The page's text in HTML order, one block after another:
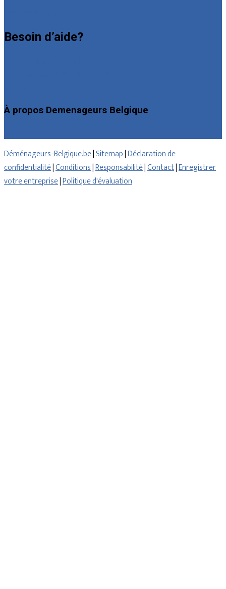
Besoin d’aide?
À propos Demenageurs Belgique
Déménageurs-Belgique.be|Sitemap|Déclaration de
confidentialité|Conditions|Responsabilité|Contact|Enregistrer
votre entreprise|Politique d'évaluation